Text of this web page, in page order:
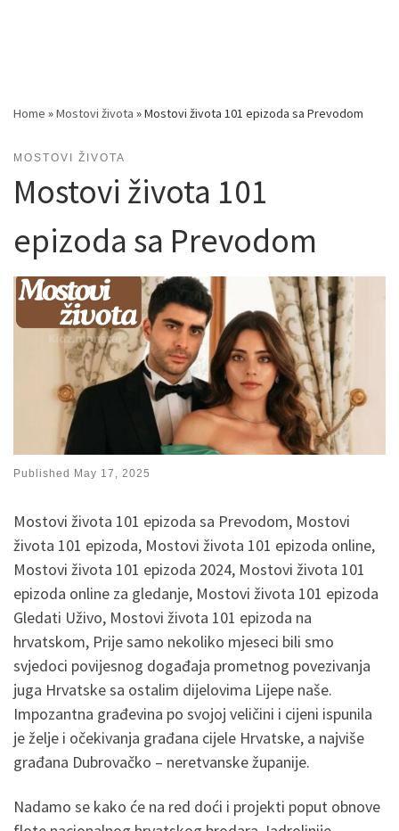
Home »Mostovi života »Mostovi života 101 epizoda sa Prevodom
MOSTOVI ŽIVOTA
Mostovi života 101
epizoda sa Prevodom
Published May 17, 2025
Mostovi života 101 epizoda sa Prevodom, Mostovi
života 101 epizoda, Mostovi života 101 epizoda online,
Mostovi života 101 epizoda 2024, Mostovi života 101
epizoda online za gledanje, Mostovi života 101 epizoda
Gledati Uživo, Mostovi života 101 epizoda na
hrvatskom, Prije samo nekoliko mjeseci bili smo
svjedoci povijesnog događaja prometnog povezivanja
juga Hrvatske sa ostalim dijelovima Lijepe naše.
Impozantna građevina po svojoj veličini i cijeni ispunila
je želje i očekivanja građana cijele Hrvatske, a najviše
građana Dubrovačko – neretvanske županije.
Nadamo se kako će na red doći i projekti poput obnove